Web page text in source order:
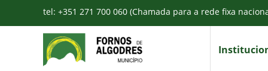
tel: +351 271 700 060 (Chamada para a rede fixa